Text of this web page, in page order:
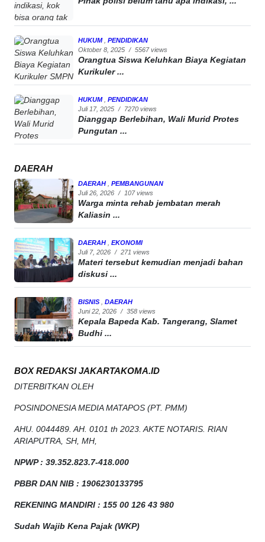
HUKUM
PENDIDIKAN
Oktober 8, 2025 / 5567 views
Orangtua Siswa Keluhkan Biaya Kegiatan
Kurikuler ...
HUKUM
PENDIDIKAN
Juli 17, 2025 / 7270 views
Dianggap Berlebihan, Wali Murid Protes
Pungutan ...
DAERAH
DAERAH
PEMBANGUNAN
Juli 26, 2026 / 107 views
Warga minta rehab jembatan merah
Kaliasin ...
DAERAH
EKONOMI
Juli 7, 2026 / 271 views
Materi tersebut kemudian menjadi bahan
diskusi ...
BISNIS
DAERAH
Juni 22, 2026 / 358 views
Kepala Bapeda Kab. Tangerang, Slamet
Budhi ...
BOX REDAKSI JAKARTAKOMA.ID
DITERBITKAN OLEH
POSINDONESIA MEDIA MATAPOS (PT. PMM)
AHU. 0044489. AH. 0101 th 2023. AKTE NOTARIS. RIAN
ARIAPUTRA, SH, MH,
NPWP: 39.352.823.7-418.000
PBBR DAN NIB : 1906230133795
REKENING MANDIRI : 155 00 126 43 980
Sudah Wajib Kena Pajak (WKP)